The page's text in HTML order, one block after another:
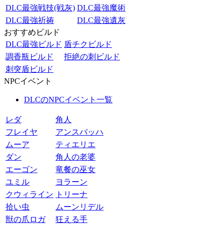
DLC最強戦技(戦灰) DLC最強魔術
DLC最強祈祷
DLC最強遺灰
おすすめビルド
DLC最強ビルド 盾チクビルド
調香瓶ビルド
拒絶の刺ビルド
刺突盾ビルド
NPCイベント
DLCのNPCイベント一覧
レダ
角人
フレイヤ
アンスバッハ
ムーア
ティエリエ
ダン
角人の老婆
エーゴン
竜餐の巫女
ユミル
ヨラーン
クウィライン
トリーナ
拾い虫
ムーンリデル
獣の爪ロガ
狂える手